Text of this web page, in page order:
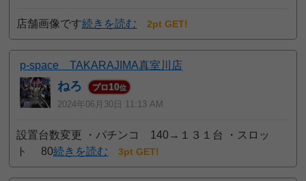
店舗画像です続きを読む 2pt GET!
p-space TAKARAJIMA真室川店
ねろ プロ10位
2024年06月30日 11:13 AM
設置台数変更 ・パチンコ 140→１３１台 ・スロッ
ト 80続きを読む 3pt GET!